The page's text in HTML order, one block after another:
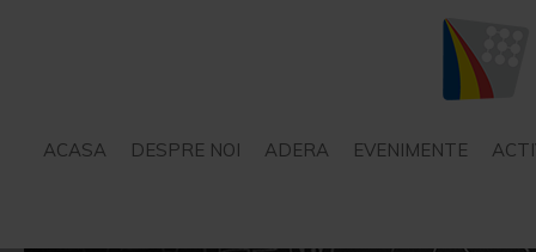
ACASA DESPRE NOI ADERA EVENIMENTE